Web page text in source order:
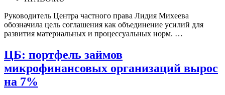
Руководитель Центра частного права Лидия Михеева
обозначила цель соглашения как объединение усилий для
развития материальных и процессуальных норм. …
ЦБ: портфель займов
микрофинансовых организаций вырос
на 7%